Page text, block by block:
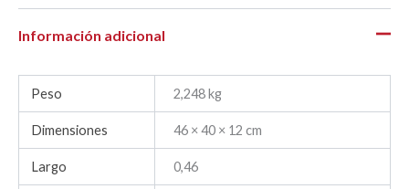
Información adicional
Peso 2,248 kg
Dimensiones 46 × 40 × 12 cm
Largo 0,46